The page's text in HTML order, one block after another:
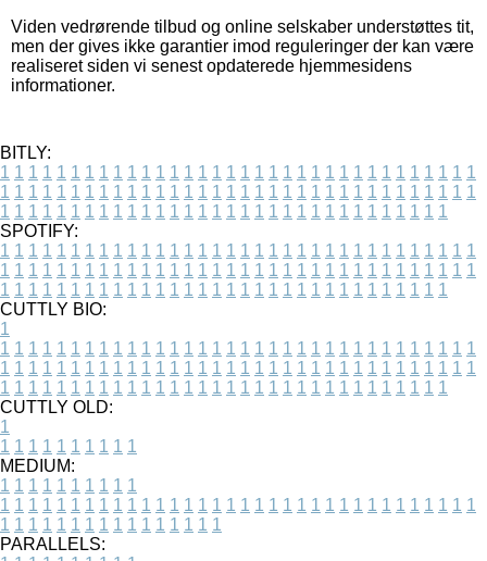
Viden vedrørende tilbud og online selskaber understøttes tit,
men der gives ikke garantier imod reguleringer der kan være
realiseret siden vi senest opdaterede hjemmesidens
informationer.
BITLY:
1 1 1 1 1 1 1 1 1 1 1 1 1 1 1 1 1 1 1 1 1 1 1 1 1 1 1 1 1 1 1 1 1 1
1 1 1 1 1 1 1 1 1 1 1 1 1 1 1 1 1 1 1 1 1 1 1 1 1 1 1 1 1 1 1 1 1 1
1 1 1 1 1 1 1 1 1 1 1 1 1 1 1 1 1 1 1 1 1 1 1 1 1 1 1 1 1 1 1 1
SPOTIFY:
1 1 1 1 1 1 1 1 1 1 1 1 1 1 1 1 1 1 1 1 1 1 1 1 1 1 1 1 1 1 1 1 1 1
1 1 1 1 1 1 1 1 1 1 1 1 1 1 1 1 1 1 1 1 1 1 1 1 1 1 1 1 1 1 1 1 1 1
1 1 1 1 1 1 1 1 1 1 1 1 1 1 1 1 1 1 1 1 1 1 1 1 1 1 1 1 1 1 1 1
CUTTLY BIO:
1
1 1 1 1 1 1 1 1 1 1 1 1 1 1 1 1 1 1 1 1 1 1 1 1 1 1 1 1 1 1 1 1 1 1
1 1 1 1 1 1 1 1 1 1 1 1 1 1 1 1 1 1 1 1 1 1 1 1 1 1 1 1 1 1 1 1 1 1
1 1 1 1 1 1 1 1 1 1 1 1 1 1 1 1 1 1 1 1 1 1 1 1 1 1 1 1 1 1 1 1
CUTTLY OLD:
1
1 1 1 1 1 1 1 1 1 1
MEDIUM:
1 1 1 1 1 1 1 1 1 1
1 1 1 1 1 1 1 1 1 1 1 1 1 1 1 1 1 1 1 1 1 1 1 1 1 1 1 1 1 1 1 1 1 1
1 1 1 1 1 1 1 1 1 1 1 1 1 1 1 1
PARALLELS: